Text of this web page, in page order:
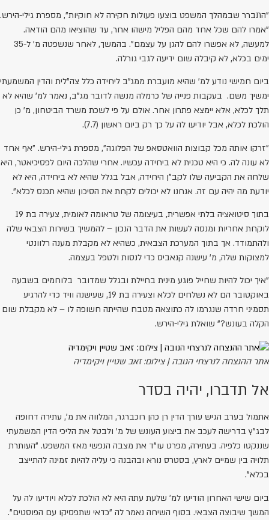
"התברר שבמהלך המשפט בוצעו פעולות חקירה לא חוקיות", מספרת גילי-הירש.
"אמרו להם שכל אחד מהם הפליל מישהו אחר, עד שהוציאו מהם הודאה.
למעשה, לא אפשרו להם להגן על עצמם". בהמשך, לאחר שנשפטה מ' ל-35
ימים בכלא, לא קיבלה שום ידיעה לגבי גורלה.
ביום חמישי נודע למ' שהיא מועברת ממג"ב ליחידה כלל צה"לית והדין המשמעתי
ימשיך משם. בעקבות פנייה של כרמלה מנשה לדובר מג"ב, נאמר למ' שהיא לא
תלך לכלא, אלא יימצא פתרון אחר. אולם על פי לשכת משרד הביטחון, מ' כן
הולכת לכלא, אבל יודיעו לה על כך רק ביום ראשון (7.7).
"זרקו אותה מכל קבוצות הוואטסאפ של הפלוגה", מספרת גילי-הירש. "אף אחד
לא עונה לה. כי היא טכנית לא ביחידה עכשיו. אחרי שהלכה היום לפסיכיאטר, היא
שלחה את הקביעה שלו לקב"ן היחידה, אבל בגלל שהיא לא ביחידה, היא לא
יודעת מה יהיה עם זה. אנחנו לא יכולים לקחת את הסיכון שהיא תכנס לכלא".
בתוך סיטואציה בלתי אפשרית, בעיצומה של טראומה לאומית, צעירה בת 19
לוקחת אחריות ומנסה לעשות את הדבר הנכון – להמשיך בשירות הצבאי שלה
ולהתמודד. אך בתוך המערכת הצבאית, כשהיא לא מקבלת מענה רלוונטי
למצוקות שלה, מ' עישנה קנאביס כדי לנסות ולטפל בעצמה.
"איך יכול להיות שחייל פוגע מינית בחיילת ובגלל שמדובר בלוחמים בשבעה
באוקטובר הם לא נשלחים לכלא וצעירה בת 19, שעישנה וויד כדי להרגיע
תסמיני חרדה שנגרמו לה כתוצאה מטבח שהייתה חשופה לו – לא מקבלת שום
הקלה בעונש?" שואלת גילי-הירש.
אתר ההנצחה לנרצחי הנובה | צילום: זאב שטיין ויקימדיה
אל תדברו, יהיה בסדר
אתמול בערב הגיש עורך הדין רן כהן רוכברגר, המלווה את מ', עתירה דחופה
לבג"ץ בדרישה לעכב את ביצוע העונש של מ' ולבטל את הליכי הדין המשמעתי
שננקטו כלפיה. בעתירה, מפרט עו"ד את מצבה הנפשי מאז המשפט. "העותרת
תלויה בין שמיים לארץ, בסטרס נורא ובהבנה כי עליה להיות זמינה להתייצב
בכלא".
ביום שישי האחרון הודיעו למ' שלעת עתה היא לא הולכת לכלא ויודיעו לה על
המשך שיבוצה הצבאי. בסוף השיחה נאמר לה "כדאי שתפסיקו עם הפוסטים".